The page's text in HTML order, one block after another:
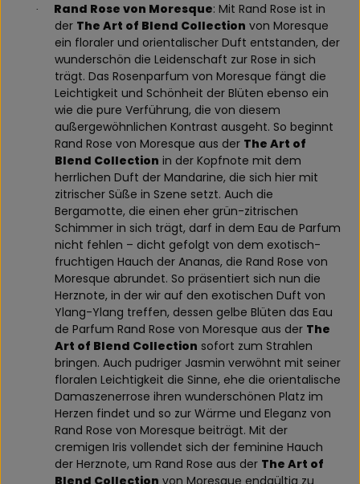
· Rand Rose von Moresque: Mit Rand Rose ist in
der The Art of Blend Collection von Moresque
ein floraler und orientalischer Duft entstanden, der
wunderschön die Leidenschaft zur Rose in sich
trägt. Das Rosenparfum von Moresque fängt die
Leichtigkeit und Schönheit der Blüten ebenso ein
wie die pure Verführung, die von diesem
außergewöhnlichen Kontrast ausgeht. So beginnt
Rand Rose von Moresque aus der The Art of
Blend Collection in der Kopfnote mit dem
herrlichen Duft der Mandarine, die sich hier mit
zitrischer Süße in Szene setzt. Auch die
Bergamotte, die einen eher grün-zitrischen
Schimmer in sich trägt, darf in dem Eau de Parfum
nicht fehlen – dicht gefolgt von dem exotisch-
fruchtigen Hauch der Ananas, die Rand Rose von
Moresque abrundet. So präsentiert sich nun die
Herznote, in der wir auf den exotischen Duft von
Ylang-Ylang treffen, dessen gelbe Blüten das Eau
de Parfum Rand Rose von Moresque aus der The
Art of Blend Collection sofort zum Strahlen
bringen. Auch pudriger Jasmin verwöhnt mit seiner
floralen Leichtigkeit die Sinne, ehe die orientalische
Damaszenerrose ihren wunderschönen Platz im
Herzen findet und so zur Wärme und Eleganz von
Rand Rose von Moresque beiträgt. Mit der
cremigen Iris vollendet sich der feminine Hauch
der Herznote, um Rand Rose aus der The Art of